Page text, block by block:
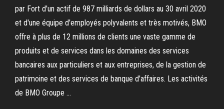
par Fort d'un actif de 987 milliards de dollars au 30 avril 2020
et d'une équipe d'employés polyvalents et très motivés, BMO
offre à plus de 12 millions de clients une vaste gamme de
produits et de services dans les domaines des services
bancaires aux particuliers et aux entreprises, de la gestion de
patrimoine et des services de banque d'affaires. Les activités
de BMO Groupe …